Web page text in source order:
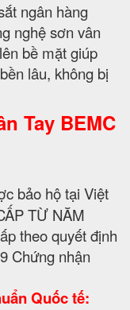
ngân hàng
nghệ sơn vân
bề mặt giúp
lâu, không bị
Tay BEMC
bảo hộ tại Việt
TỪ NĂM
theo quyết định
Chứng nhận
Quốc tế: